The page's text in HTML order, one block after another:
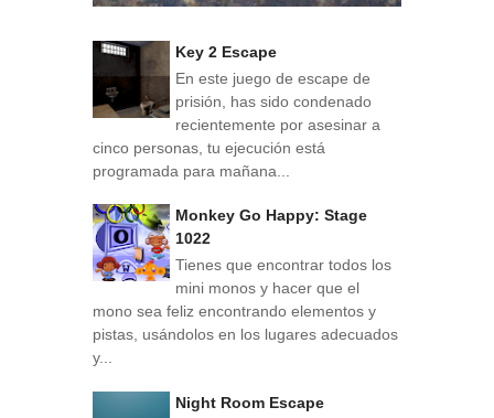
Key 2 Escape
En este juego de escape de
prisión, has sido condenado
recientemente por asesinar a
cinco personas, tu ejecución está
programada para mañana...
Monkey Go Happy: Stage
1022
Tienes que encontrar todos los
mini monos y hacer que el
mono sea feliz encontrando elementos y
pistas, usándolos en los lugares adecuados
y...
Night Room Escape